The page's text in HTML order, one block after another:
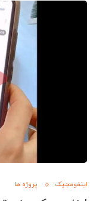
اینفومجیک پروژه ها